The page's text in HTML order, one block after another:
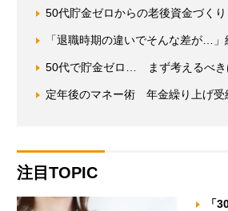
50代貯金ゼロからの老後資金づく
「退職時期の違いでそんな差が…
50代で貯金ゼロ… まず考えるべき
定年後のマネー術 年金繰り上げ受
注目TOPIC
「